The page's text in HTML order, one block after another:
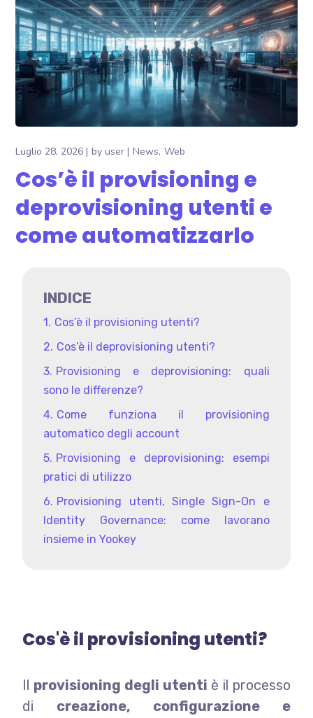
Luglio 28, 2026 byuser News Web
Cos’è il provisioning e
deprovisioning utenti e
come automatizzarlo
INDICE
Cos’è il provisioning utenti?
Cos’è il deprovisioning utenti?
Provisioning e deprovisioning: quali
sono le differenze?
Come funziona il provisioning
automatico degli account
Provisioning e deprovisioning: esempi
pratici di utilizzo
Provisioning utenti, Single Sign-On e
Identity Governance: come lavorano
insieme in Yookey
Cos'è il provisioning utenti?
Il provisioning degli utenti è il processo
di creazione, configurazione e